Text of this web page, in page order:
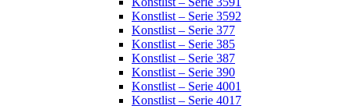
Konstlist – Serie 3592
Konstlist – Serie 377
Konstlist – Serie 385
Konstlist – Serie 387
Konstlist – Serie 390
Konstlist – Serie 4001
Konstlist – Serie 4017